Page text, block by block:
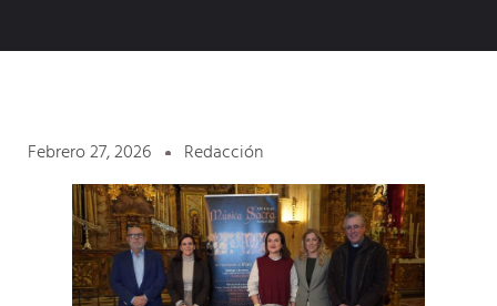
Febrero 27, 2026 Redacción